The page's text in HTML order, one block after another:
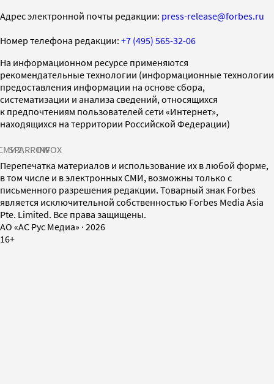
Адрес электронной почты редакции: press-release@forbes.ru
Номер телефона редакции: +7 (495) 565-32-06
На информационном ресурсе применяются
рекомендательные технологии (информационные технологии
предоставления информации на основе сбора,
систематизации и анализа сведений, относящихся
к предпочтениям пользователей сети «Интернет»,
находящихся на территории Российской Федерации)
SPARROWINFOX
Перепечатка материалов и использование их в любой форме,
в том числе и в электронных СМИ, возможны только с
письменного разрешения редакции. Товарный знак Forbes
является исключительной собственностью Forbes Media Asia
Pte. Limited. Все права защищены.
AO «АС Рус Медиа» · 2026
16+